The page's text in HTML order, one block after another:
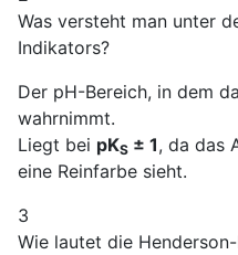
Was versteht man unter
Indikators?
Der pH-Bereich, in dem
wahrnimmt.
Liegt bei pKS ± 1, da das
eine Reinfarbe sieht.
3
Wie lautet die